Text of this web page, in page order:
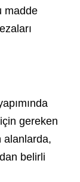
madde
gereken
alanlarda,
belirli